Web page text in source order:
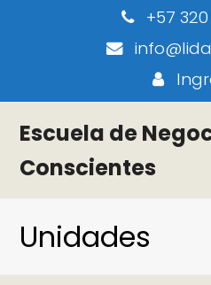
+57
Escuela de
Conscientes
Unidades